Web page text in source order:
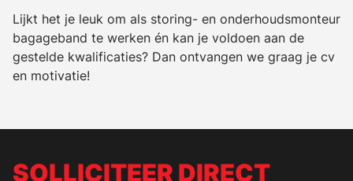
Lijkt het je leuk om als storing- en onderhoudsmonteur
bagageband te werken én kan je voldoen aan de
gestelde kwalificaties? Dan ontvangen we graag je cv
en motivatie!
SOLLICITEER DIRECT